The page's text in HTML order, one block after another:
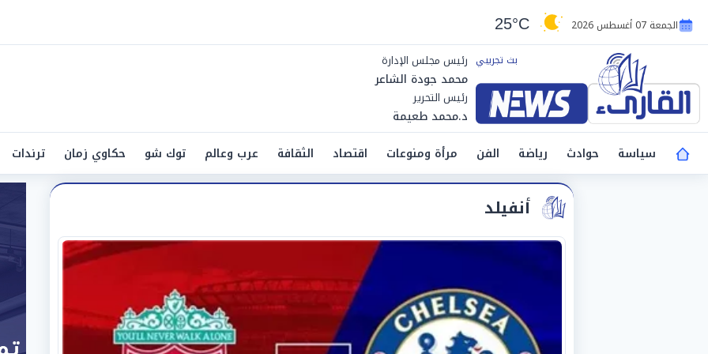
الجمعة 07 أغسطس 2026 25°C
رئيس مجلس الإدارة
محمد جودة الشاعر
رئيس التحرير
د.محمد طعيمة
سياسة
حوادث رياضة الفن مرأة ومنوعات اقتصاد الثقافة عرب وعالم توك شو حكاوي زمان ترندات
أنفيلد